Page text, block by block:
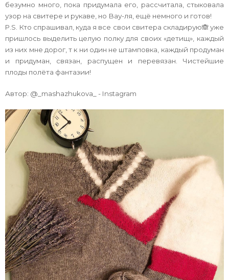
безумно много, пока придумала его, рассчитала, стыковала
узор на свитере и рукаве, но Вау-ля, ещё немного и готов!
P.S. Кто спрашивал, куда я все свои свитера складирую🙈 уже
пришлось выделить целую полку для своих «детищ», каждый
из них мне дорог, т к ни один не штамповка, каждый продуман
и придуман, связан, распущен и перевязан. Чистейшие
плоды полёта фантазии!
Автор: @_mashazhukova_ - Instagram